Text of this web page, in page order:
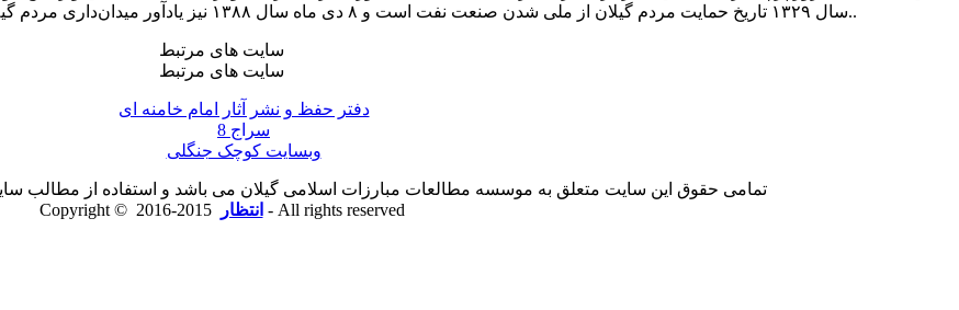
سال ۱۳۲۹ تاریخ حمایت مردم گیلان از ملی شدن صنعت نفت است و ۸ دی ماه سال ۱۳۸۸ نیز یادآور میدان‌داری مردم گیلان برای صیانت از هویت و استقلال سیاسی ایران می باشد..
سایت های مرتبط
سایت های مرتبط
دفتر حفظ و نشر آثار امام خامنه ای
سراج 8
وبسایت کوچک جنگلی
تمامی حقوق این سایت متعلق به موسسه مطالعات مبارزات اسلامی گیلان می باشد و استفاده از مطالب
Copyright ©
انتظار 2015-2016 - All rights reserved